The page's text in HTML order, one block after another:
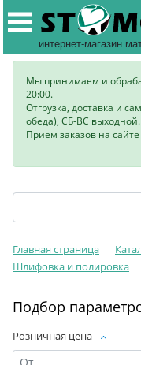
интернет-магазин
Мы принимаем и
20:00.
Отгрузка, доставка и
обеда), СБ-ВС выходной.
Прием заказов на сайте
Главная страница
Шлифовка и полировка
Подбор
Розничная цена